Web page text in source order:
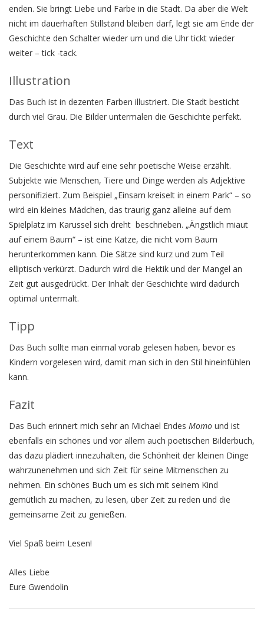
enden. Sie bringt Liebe und Farbe in die Stadt. Da aber die Welt
nicht im dauerhaften Stillstand bleiben darf, legt sie am Ende der
Geschichte den Schalter wieder um und die Uhr tickt wieder
weiter – tick -tack.
Illustration
Das Buch ist in dezenten Farben illustriert. Die Stadt besticht
durch viel Grau. Die Bilder untermalen die Geschichte perfekt.
Text
Die Geschichte wird auf eine sehr poetische Weise erzählt.
Subjekte wie Menschen, Tiere und Dinge werden als Adjektive
personifiziert. Zum Beispiel „Einsam kreiselt in einem Park“ – so
wird ein kleines Mädchen, das traurig ganz alleine auf dem
Spielplatz im Karussel sich dreht beschrieben. „Ängstlich miaut
auf einem Baum“ – ist eine Katze, die nicht vom Baum
herunterkommen kann. Die Sätze sind kurz und zum Teil
elliptisch verkürzt. Dadurch wird die Hektik und der Mangel an
Zeit gut ausgedrückt. Der Inhalt der Geschichte wird dadurch
optimal untermalt.
Tipp
Das Buch sollte man einmal vorab gelesen haben, bevor es
Kindern vorgelesen wird, damit man sich in den Stil hineinfühlen
kann.
Fazit
Das Buch erinnert mich sehr an Michael Endes Momo und ist
ebenfalls ein schönes und vor allem auch poetischen Bilderbuch,
das dazu plädiert innezuhalten, die Schönheit der kleinen Dinge
wahrzunenehmen und sich Zeit für seine Mitmenschen zu
nehmen. Ein schönes Buch um es sich mit seinem Kind
gemütlich zu machen, zu lesen, über Zeit zu reden und die
gemeinsame Zeit zu genießen.
Viel Spaß beim Lesen!
Alles Liebe
Eure Gwendolin